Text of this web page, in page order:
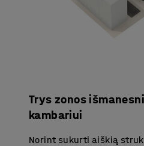
Trys zonos
kambariui
Norint sukurti aiškią